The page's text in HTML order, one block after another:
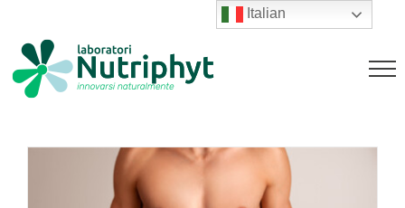
contenuto
Calcoli renali: prevenzione e
trattamento del dolore da colica
renale
Italian